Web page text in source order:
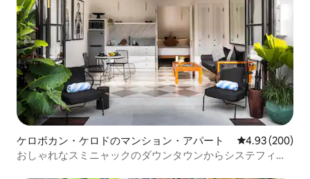
ケロボカン・ケロドのマンション・アパート レビュー200
4.93 (200)
おしゃれなスミニャックのダウンタウンからシステフィー